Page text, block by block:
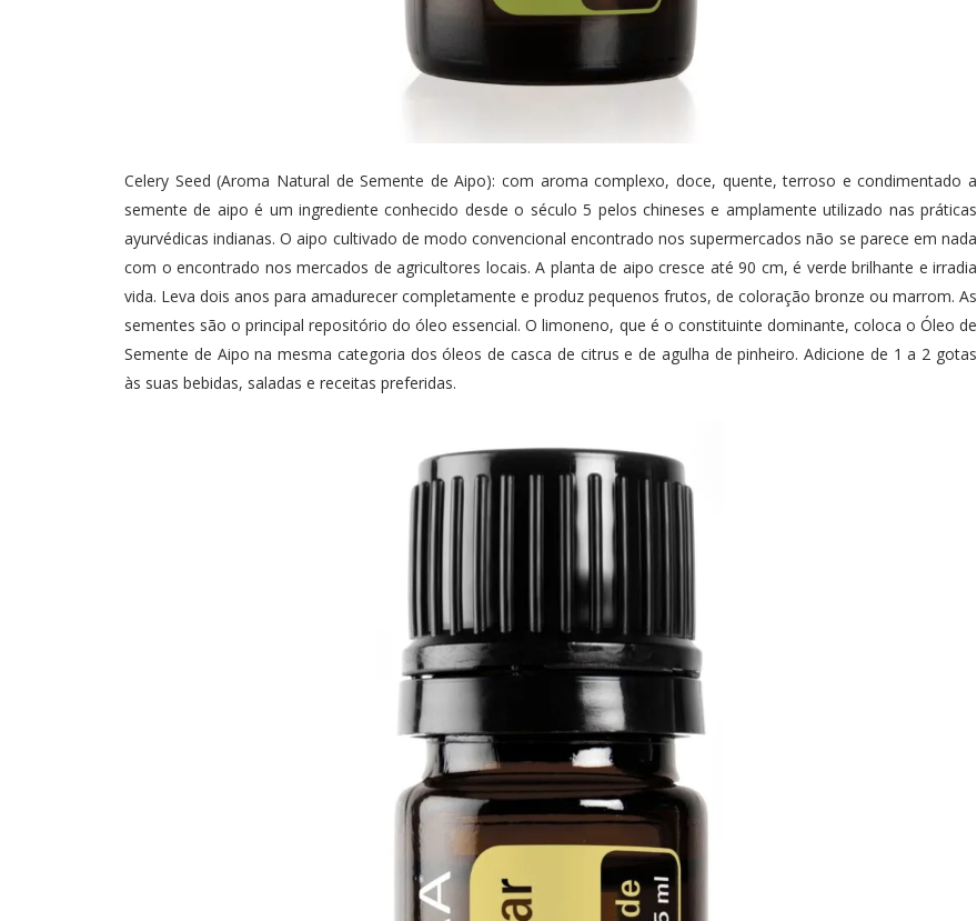
Celery Seed (Aroma Natural de Semente de Aipo): com aroma complexo, doce, quente, terroso e condimentado a
semente de aipo é um ingrediente conhecido desde o século 5 pelos chineses e amplamente utilizado nas práticas
ayurvédicas indianas. O aipo cultivado de modo convencional encontrado nos supermercados não se parece em nada
com o encontrado nos mercados de agricultores locais. A planta de aipo cresce até 90 cm, é verde brilhante e irradia
vida. Leva dois anos para amadurecer completamente e produz pequenos frutos, de coloração bronze ou marrom. As
sementes são o principal repositório do óleo essencial. O limoneno, que é o constituinte dominante, coloca o Óleo de
Semente de Aipo na mesma categoria dos óleos de casca de citrus e de agulha de pinheiro. Adicione de 1 a 2 gotas
às suas bebidas, saladas e receitas preferidas.